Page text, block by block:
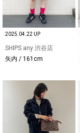
2025.04.22 UP
SHIPS any 渋谷店
矢内 / 161cm